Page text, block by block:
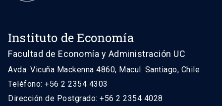
Instituto de Economía
Facultad de Economía y Administración UC
Avda. Vicuña Mackenna 4860, Macul. Santiago, Chile
Teléfono: +56 2 2354 4303
Dirección de Postgrado: +56 2 2354 4028